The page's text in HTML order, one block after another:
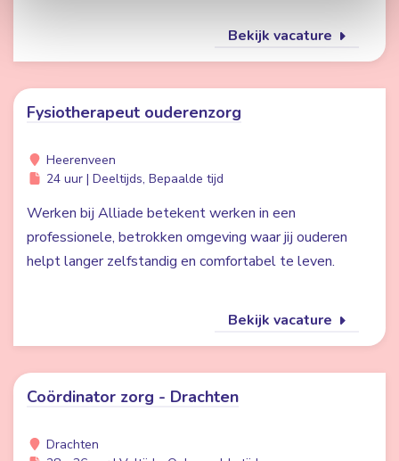
Bekijk vacature
Fysiotherapeut ouderenzorg
Heerenveen
24 uur | Deeltijds, Bepaalde tijd
Werken bij Alliade betekent werken in een
professionele, betrokken omgeving waar jij ouderen
helpt langer zelfstandig en comfortabel te leven.
Bekijk vacature
Coördinator zorg - Drachten
Drachten